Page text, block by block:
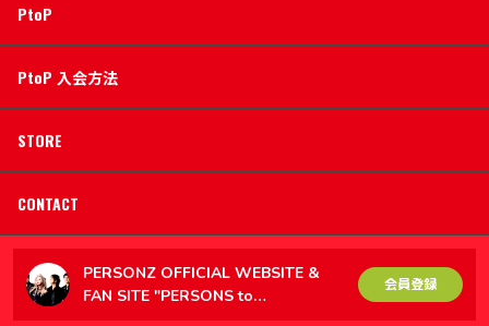
PtoP
PtoP 入会方法
STORE
CONTACT
PERSONZ OFFICIAL WEBSITE &
FAN SITE "PERSONS to
PERSONZ（PtoP）"
会員登録